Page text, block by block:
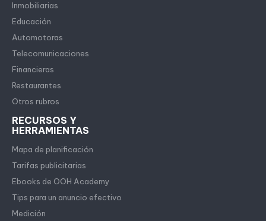
Inmobiliarias
Educación
Automotoras
Telecomunicaciones
Financieras
Restaurantes
Otros rubros
RECURSOS Y
HERRAMIENTAS
Mapa de planificación
Tarifas publicitarias
Ebooks de OOH Academy
Tips para un anuncio efectivo
Medición